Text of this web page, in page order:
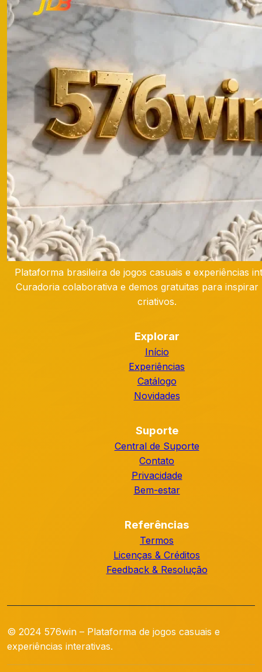
Plataforma brasileira de jogos casuais e experiências
Curadoria colaborativa e demos gratuitas para inspirar
criativos.
Explorar
Início
Experiências
Catálogo
Novidades
Suporte
Central de Suporte
Contato
Privacidade
Bem-estar
Referências
Termos
Licenças & Créditos
Feedback & Resolução
© 2024 576win – Plataforma de jogos casuais e
experiências interativas.